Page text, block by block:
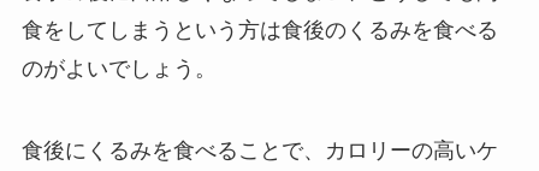
食をしてしまうという方は食後のくるみを食べる
のがよいでしょう。
食後にくるみを食べることで、カロリーの高いケ